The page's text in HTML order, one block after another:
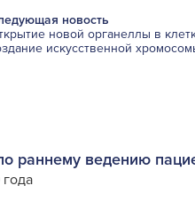
новость
новой органеллы в
искусственной
раннему ведению